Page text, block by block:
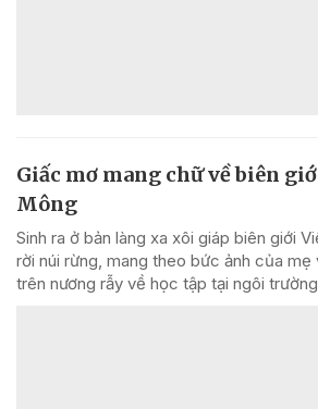
Giấc mơ mang chữ về biên
Mông
Sinh ra ở bản làng xa xôi giáp biên giới
rời núi rừng, mang theo bức ảnh của mẹ
trên nương rẫy về học tập tại ngôi